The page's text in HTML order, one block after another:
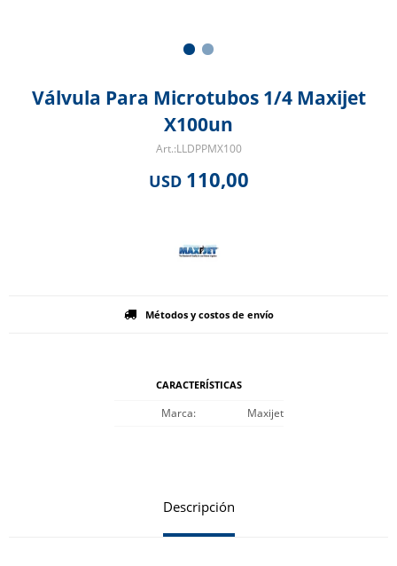
Válvula Para Microtubos 1/4 Maxijet
X100un
LLDPPMX100
USD 110,00
Métodos y costos de envío
CARACTERÍSTICAS
Marca Maxijet
Descripción